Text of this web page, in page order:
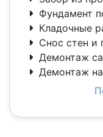
Фундамент
Кладочные
Снос стен и
Демонтаж
Демонтаж